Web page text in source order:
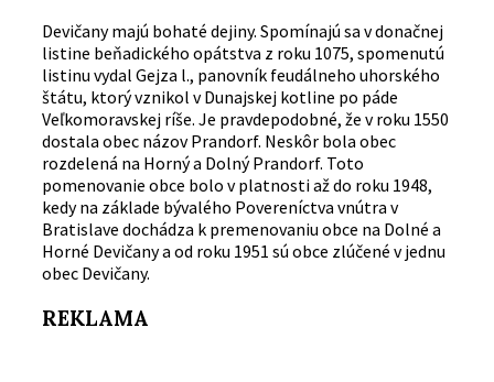
Devičany majú bohaté dejiny. Spomínajú sa v donačnej
listine beňadického opátstva z roku 1075, spomenutú
listinu vydal Gejza l., panovník feudálneho uhorského
štátu, ktorý vznikol v Dunajskej kotline po páde
Veľkomoravskej ríše. Je pravdepodobné, že v roku 1550
dostala obec názov Prandorf. Neskôr bola obec
rozdelená na Horný a Dolný Prandorf. Toto
pomenovanie obce bolo v platnosti až do roku 1948,
kedy na základe bývalého Povereníctva vnútra v
Bratislave dochádza k premenovaniu obce na Dolné a
Horné Devičany a od roku 1951 sú obce zlúčené v jednu
obec Devičany.
REKLAMA